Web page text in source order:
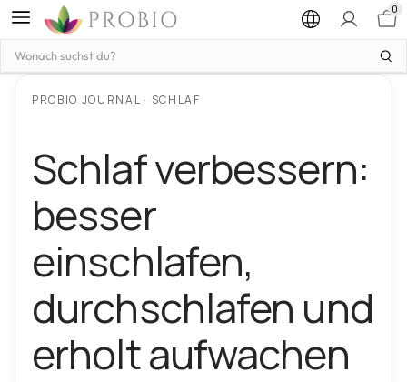
0
Wonach
PROBIO JOURNAL · SCHLAF
Schlaf verbessern:
besser
einschlafen,
durchschlafen und
erholt aufwachen